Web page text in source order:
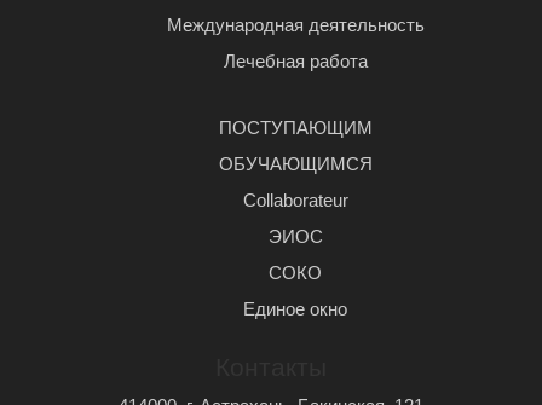
Международная деятельность
Лечебная работа
ПОСТУПАЮЩИМ
ОБУЧАЮЩИМСЯ
Сollaborateur
ЭИОС
СОКО
Единое окно